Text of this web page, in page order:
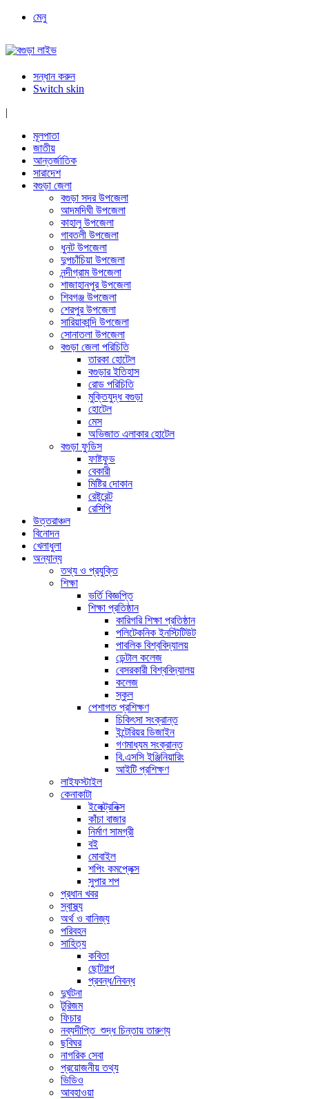
মেনু
সন্ধান করুন
Switch skin
|
মূলপাতা
জাতীয়
আন্তর্জাতিক
সারাদেশ
বগুড়া জেলা
বগুড়া সদর উপজেলা
আদমদিঘী উপজেলা
কাহালু উপজেলা
গাবতলী উপজেলা
ধুনট উপজেলা
দুপচাঁচিয়া উপজেলা
নন্দীগ্রাম উপজেলা
শাজাহানপুর উপজেলা
শিবগঞ্জ উপজেলা
শেরপুর উপজেলা
সারিয়াকান্দি উপজেলা
সোনাতলা উপজেলা
বগুড়া জেলা পরিচিতি
তারকা হোটেল
বগুড়ার ইতিহাস
রোড পরিচিতি
মুক্তিযুদ্ধ বগুড়া
হোটেল
মেস
অভিজাত এলাকার হোটেল
বগুড়া ফুডিস
ফাষ্টফুড
বেকারী
মিষ্টির দোকান
রেষ্টুরেন্ট
রেসিপি
উত্তরাঞ্চল
বিনোদন
খেলাধুলা
অন্যান্য
তথ্য ও প্রযুক্তি
শিক্ষা
ভর্তি বিজ্ঞপ্তি
শিক্ষা প্রতিষ্ঠান
কারিগরি শিক্ষা প্রতিষ্ঠান
পলিটেকনিক ইনস্টিটিউট
পাবলিক বিশ্ববিদ্যালয়
ডেন্টাল কলেজ
বেসরকারী বিশ্ববিদ্যালয়
কলেজ
স্কুল
পেশাগত প্রশিক্ষণ
চিকিৎসা সংক্রান্ত
ইন্টেরিয়র ডিজাইন
গণমাধ্যম সংক্রান্ত
বি.এসসি ইঞ্জিনিয়ারিং
আইটি প্রশিক্ষণ
লাইফস্টাইল
কেনাকাটা
ইলেক্ট্রনিক্স
কাঁচা বাজার
নির্মাণ সামগ্রী
বই
মোবাইল
শপিং কমপ্লেক্স
সুপার শপ
প্রধান খবর
স্বাস্থ্য
অর্থ ও বানিজ্য
পরিবহন
সাহিত্য
কবিতা
ছোটগল্প
প্রবন্ধ/নিবন্ধ
দুর্ঘটনা
টুরিজম
ফিচার
নব্যদীপ্তি_শুদ্ধ চিন্তায় তারুণ্য
ছবিঘর
নাগরিক সেবা
প্রয়োজনীয় তথ্য
ভিডিও
আবহাওয়া